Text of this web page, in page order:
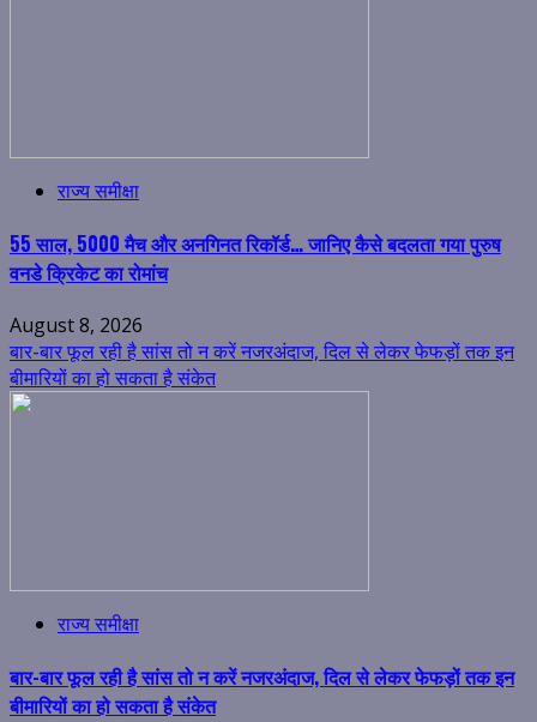
राज्य समीक्षा
55 साल, 5000 मैच और अनगिनत रिकॉर्ड… जानिए कैसे बदलता गया पुरुष
वनडे क्रिकेट का रोमांच
August 8, 2026
बार-बार फूल रही है सांस तो न करें नजरअंदाज, दिल से लेकर फेफड़ों तक इन
बीमारियों का हो सकता है संकेत
राज्य समीक्षा
बार-बार फूल रही है सांस तो न करें नजरअंदाज, दिल से लेकर फेफड़ों तक इन
बीमारियों का हो सकता है संकेत